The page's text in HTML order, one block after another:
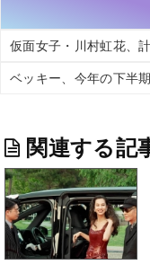
仮面女子・川村虹花、
ベッキー、今年の下半
関連する記